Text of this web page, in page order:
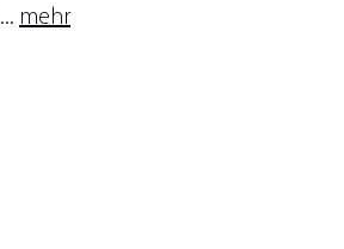
... mehr